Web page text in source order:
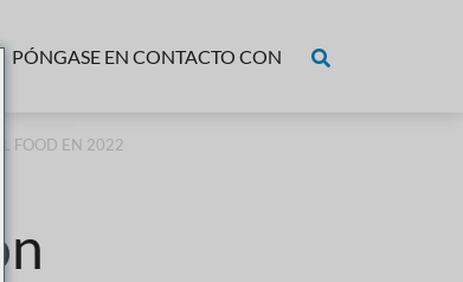
PÓNGASE EN CONTACTO CON
FOOD EN 2022